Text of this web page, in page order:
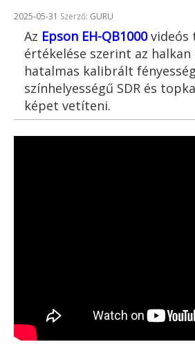
Beküldve:
2025-05-31 Szerző: GURU
Az Epson EH-QB1000videós
értékelése szerint az halkan
hatalmas kalibrált
színhelyességű SDR és
képet vetíteni.